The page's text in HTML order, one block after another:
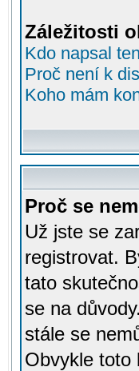
Záležitosti
Kdo napsal
Proč není k
Koho mám
Proč se
Už jste se
registrovat.
tato
se na
stále se
Obvykle toto